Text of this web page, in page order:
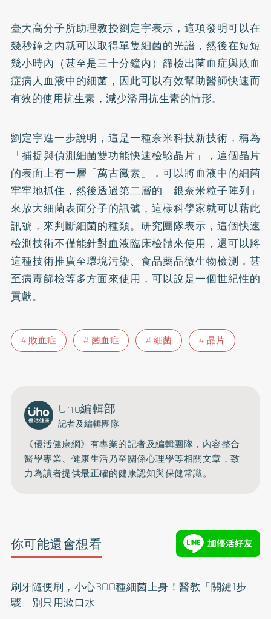
臺大高分子所助理教授劉定宇表示，這項發明可以在
幾秒鐘之內就可以取得單隻細菌的光譜，然後在短短
幾小時內（甚至是三十分鐘內）篩檢出菌血症與敗血
症病人血液中的細菌，因此可以有效幫助醫師快速而
有效的使用抗生素，減少濫用抗生素的情形。
劉定宇進一步說明，這是一種奈米科技新技術，稱為
「捕捉與偵測細菌雙功能快速檢驗晶片」，這個晶片
的表面上有一層「萬古黴素」，可以將血液中的細菌
牢牢地抓住，然後透過第二層的「銀奈米粒子陣列」
來放大細菌表面分子的訊號，這樣科學家就可以藉此
訊號，來判斷細菌的種類。研究團隊表示，這個快速
檢測技術不僅能針對血液臨床檢體來使用，還可以將
這種技術推廣至環境污染、食品藥品微生物檢測，甚
至病毒篩檢等多方面來使用，可以說是一個世紀性的
貢獻。
敗血症 菌血症 細菌 晶片
Uho編輯部
記者及編輯團隊
《優活健康網》有專業的記者及編輯團隊，內容整合
醫學專業、健康生活乃至關係心理學等相關文章，致
力為讀者提供最正確的健康認知與保健常識。
你可能還會想看
刷牙隨便刷，小心300種細菌上身！醫教「關鍵1步
驟」別只用漱口水